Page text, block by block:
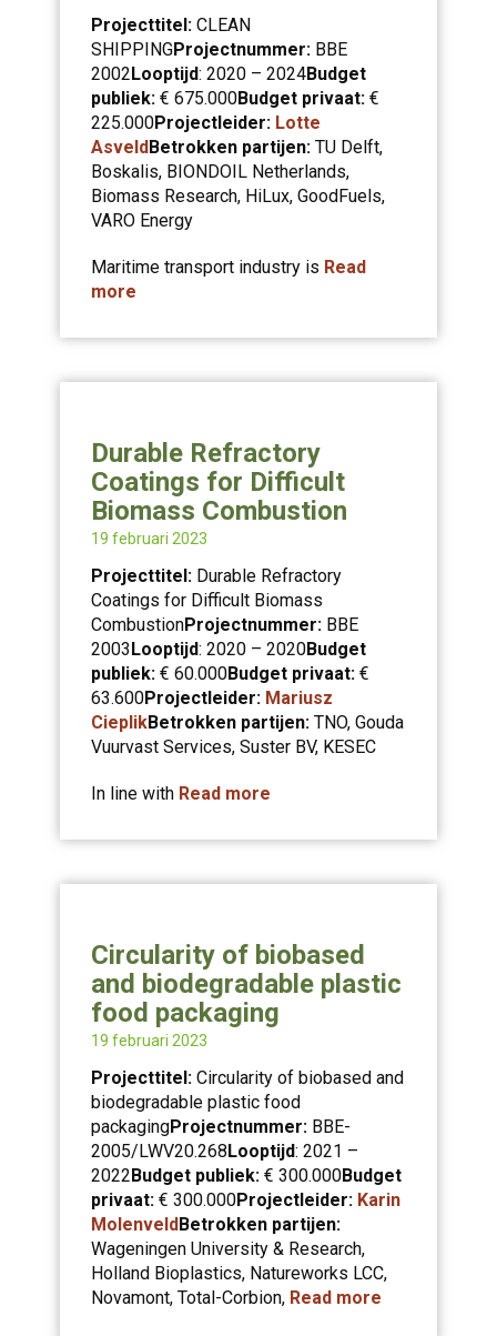
Projecttitel: CLEAN
SHIPPINGProjectnummer: BBE
2002Looptijd: 2020 – 2024Budget
publiek: € 675.000Budget privaat: €
225.000Projectleider: Lotte
AsveldBetrokken partijen: TU Delft,
Boskalis, BIONDOIL Netherlands,
Biomass Research, HiLux, GoodFuels,
VARO Energy
Maritime transport industry is Read
more
Durable Refractory
Coatings for Difficult
Biomass Combustion
19 februari 2023
Projecttitel: Durable Refractory
Coatings for Difficult Biomass
CombustionProjectnummer: BBE
2003Looptijd: 2020 – 2020Budget
publiek: € 60.000Budget privaat: €
63.600Projectleider: Mariusz
CieplikBetrokken partijen: TNO, Gouda
Vuurvast Services, Suster BV, KESEC
In line with Read more
Circularity of biobased
and biodegradable plastic
food packaging
19 februari 2023
Projecttitel: Circularity of biobased and
biodegradable plastic food
packagingProjectnummer: BBE-
2005/LWV20.268Looptijd: 2021 –
2022Budget publiek: € 300.000Budget
privaat: € 300.000Projectleider: Karin
MolenveldBetrokken partijen:
Wageningen University & Research,
Holland Bioplastics, Natureworks LCC,
Novamont, Total-Corbion, Read more